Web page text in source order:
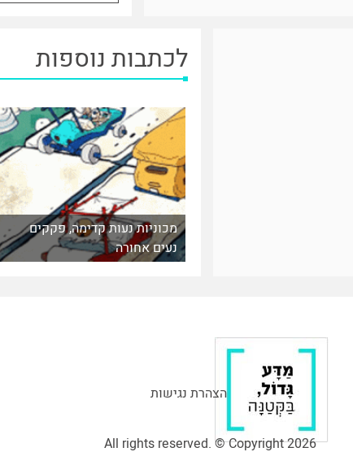
לכתבות נוספות
מכוניות נעות קדימה, פקקים
נעים אחורה
הצהרת נגישות
All rights reserved. © Copyright 2026